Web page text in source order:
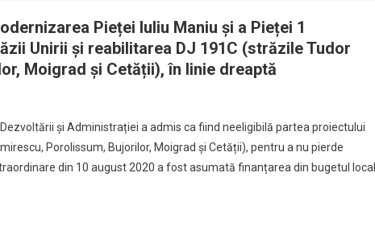
Pieței Iuliu Maniu și a Pieței 1
Unirii și reabilitarea DJ 191C (străzile Tudor
Moigrad și Cetății), în linie dreaptă
și Administrației a admis ca fiind neeligibilă partea proiectului
Porolissum, Bujorilor, Moigrad și Cetății), pentru a nu pierde
din 10 august 2020 a fost asumată finanțarea din bugetul local.